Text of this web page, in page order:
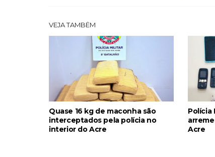
VEJA TAMBÉM
Quase 16 kg de maconha são
interceptados pela polícia no
interior do Acre
Polícia
Acre